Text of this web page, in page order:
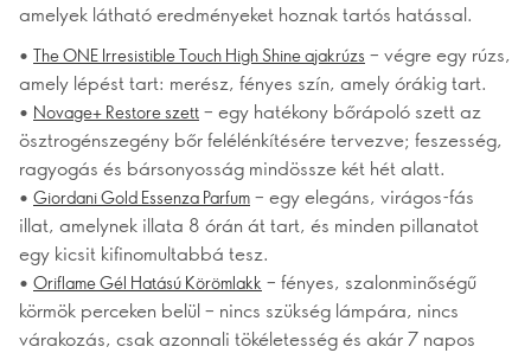
amelyek látható eredményeket hoznak tartós hatással.
• The ONE Irresistible Touch High Shine ajakrúzs – végre egy rúzs,
amely lépést tart: merész, fényes szín, amely órákig tart.
• Novage+ Restore szett – egy hatékony bőrápoló szett az
ösztrogénszegény bőr felélénkítésére tervezve; feszesség,
ragyogás és bársonyosság mindössze két hét alatt.
• Giordani Gold Essenza Parfum – egy elegáns, virágos-fás
illat, amelynek illata 8 órán át tart, és minden pillanatot
egy kicsit kifinomultabbá tesz.
• Oriflame Gél Hatású Körömlakk – fényes, szalonminőségű
körmök perceken belül – nincs szükség lámpára, nincs
várakozás, csak azonnali tökéletesség és akár 7 napos